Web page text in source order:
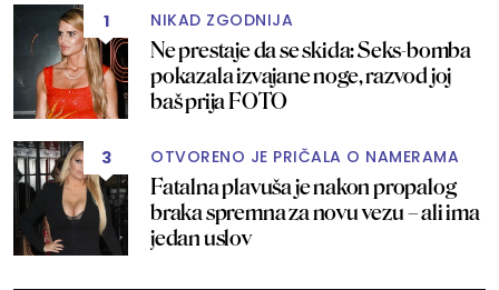
1 NIKAD ZGODNIJA
Ne prestaje da se skida: Seks-bomba
pokazala izvajane noge, razvod joj
baš prija FOTO
3 OTVORENO JE PRIČALA O NAMERAMA
Fatalna plavuša je nakon propalog
braka spremna za novu vezu – ali ima
jedan uslov